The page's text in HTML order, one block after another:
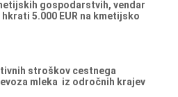
gospodarstvih, vendar
5.000 EUR na kmetijsko
stroškov cestnega
mleka iz odročnih krajev